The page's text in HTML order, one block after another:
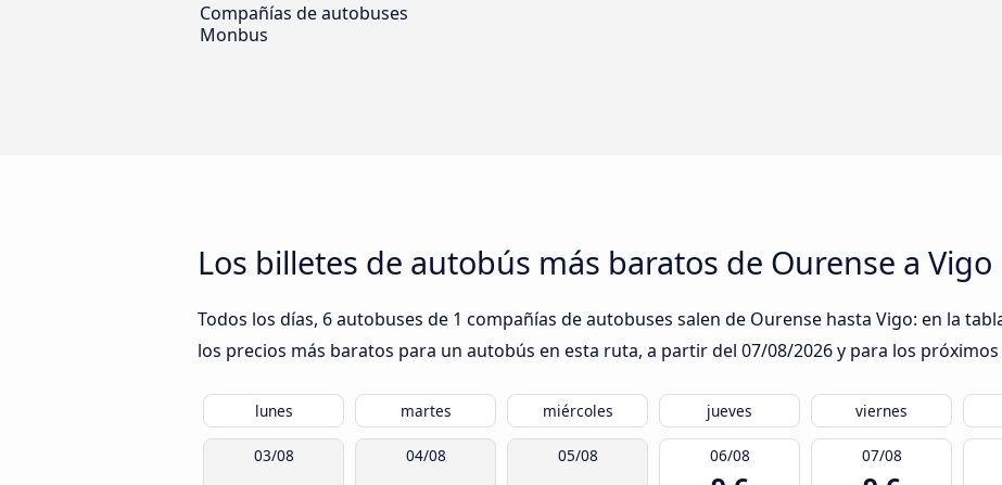
Compañías de autobuses
Monbus
Los billetes de autobús más baratos de Ourense a Vigo
Todos los días, 6 autobuses de 1 compañías de autobuses salen de Ourense hasta Vigo: en la
los precios más baratos para un autobús en esta ruta, a partir del 07/08/2026y para los próximos
lunes martes miércoles jueves viernes
03/08 04/08 05/08 06/08 07/08